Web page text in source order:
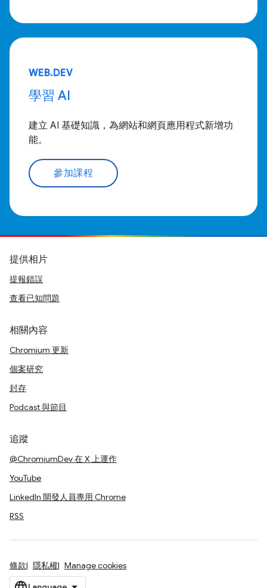
WEB.DEV
學習 AI
建立 AI 基礎知識，為網站和網頁應用程式新增功
能。
參加課程
提供相片
提報錯誤
查看已知問題
相關內容
Chromium 更新
個案研究
封存
Podcast 與節目
追蹤
@ChromiumDev 在 X 上運作
YouTube
LinkedIn 開發人員專用 Chrome
RSS
條款 隱私權 Manage cookies